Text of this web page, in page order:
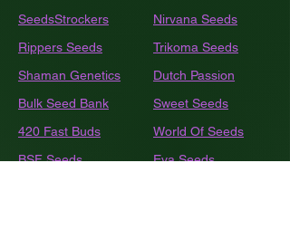
Nirvana Seeds
SeedsStrockers
Rippers Seeds
Trikoma Seeds
Shaman Genetics
Dutch Passion
Bulk Seed Bank
Sweet Seeds
420 Fast Buds
World Of Seeds
BSF Seeds
Eva Seeds